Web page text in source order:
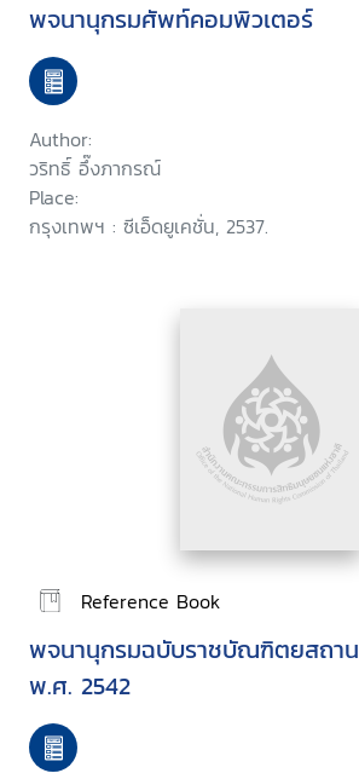
พจนานุกรมศัพท์คอมพิวเตอร์
Author:
วริทธิ์ อึ๊งภากรณ์
Place:
กรุงเทพฯ : ซีเอ็ดยูเคชั่น, 2537.
Reference Book
พจนานุกรมฉบับราชบัณฑิตยสถาน
พ.ศ. 2542